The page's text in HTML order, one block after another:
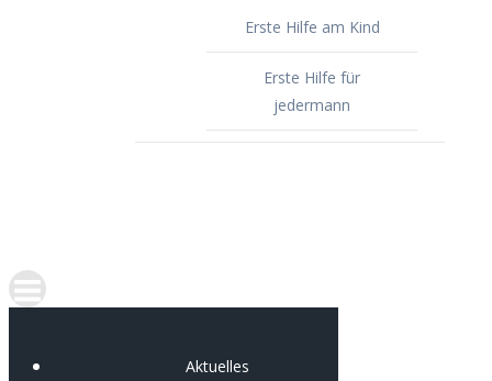
Erste Hilfe am Kind
Erste Hilfe für
jedermann
Aktuelles